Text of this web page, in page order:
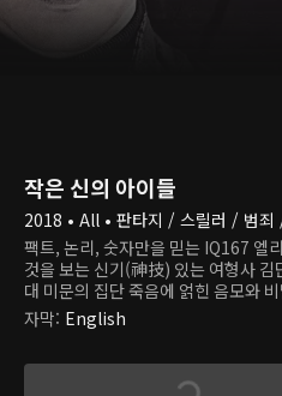
작은 신의 아이들
2018 • All • 판타지 / 스릴러 / 범죄
팩트, 논리, 숫자만을 믿는 IQ167 엘
것을 보는 신기(神技) 있는 여형사 김
대 미문의 집단 죽음에 얽힌 음모와
자막: English